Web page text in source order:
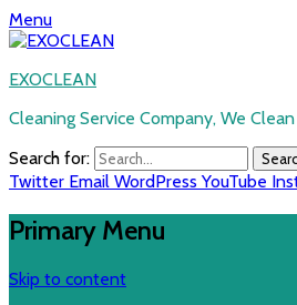
Menu
EXOCLEAN
Cleaning Service Company, We
Search for:
Twitter Email WordPress YouTube
Primary Menu
Skip to content